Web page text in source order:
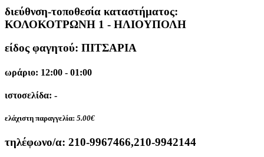
διεύθνση-τοποθεσία καταστήματος:
ΚΟΛΟΚΟΤΡΩΝΗ 1 - ΗΛΙΟΥΠΟΛΗ
είδος φαγητού: ΠΙΤΣΑΡΙΑ
ωράριο: 12:00 - 01:00
ιστοσελίδα: -
ελάχιστη παραγγελία: 5.00€
τηλέφωνο/α: 210-9967466,210-9942144